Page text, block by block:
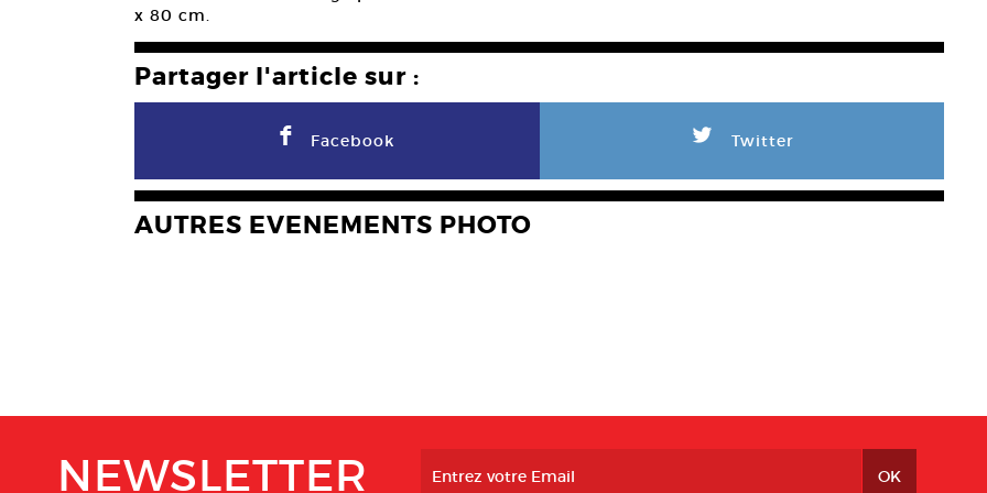
x 80 cm.
Partager l'article sur :
F Facebook L Twitter
AUTRES EVENEMENTS PHOTO
NEWSLETTER